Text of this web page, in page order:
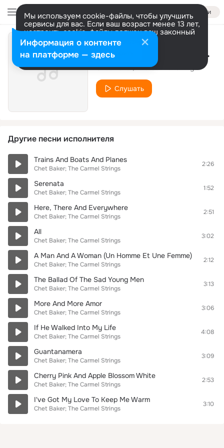
Войти
Мы используем cookie-файлы, чтобы улучшить
сервисы для вас. Если ваш возраст менее 13 лет,
настроить cookie-файлы должен ваш законный
представитель. Больше информации
Разрешить все Настроить Got To Get You Into My Life
Chet Baker; The Carmel Strings
Слушать
Другие песни исполнителя
Trains And Boats And Planes
Chet Baker; The Carmel Strings
2:26
Serenata
Chet Baker; The Carmel Strings
1:52
Here, There And Everywhere
Chet Baker; The Carmel Strings
2:51
All
Chet Baker; The Carmel Strings
3:02
A Man And A Woman (Un Homme Et Une Femme)
Chet Baker; The Carmel Strings
2:12
The Ballad Of The Sad Young Men
Chet Baker; The Carmel Strings
3:13
More And More Amor
Chet Baker; The Carmel Strings
3:06
If He Walked Into My Life
Chet Baker; The Carmel Strings
4:08
Guantanamera
Chet Baker; The Carmel Strings
3:09
Cherry Pink And Apple Blossom White
Chet Baker; The Carmel Strings
2:53
I've Got My Love To Keep Me Warm
Chet Baker; The Carmel Strings
3:10
Информация о контенте
на платформе — здесь